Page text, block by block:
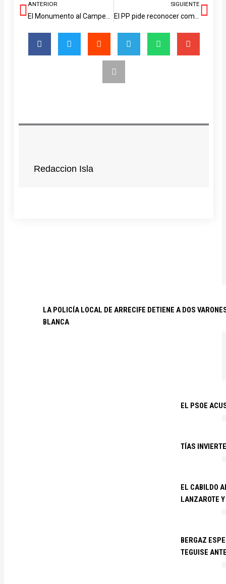
Ant
ANTERIOR SIGUIENTE
Redaccion Isla
LA POLICÍA LOCAL DE ARRECIFE DETIENE A DOS
BLANCA
EL PSOE
TÍAS
EL CABILDO
LANZAROTE
BERGAZ
TEGUISE